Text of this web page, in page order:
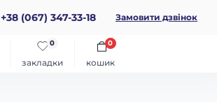
+38 (067) 347-33-18 Замовити дзвінок
закладки
0
кошик
0